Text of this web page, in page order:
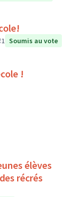
1 Soumis au vote
!
élèves
récrés